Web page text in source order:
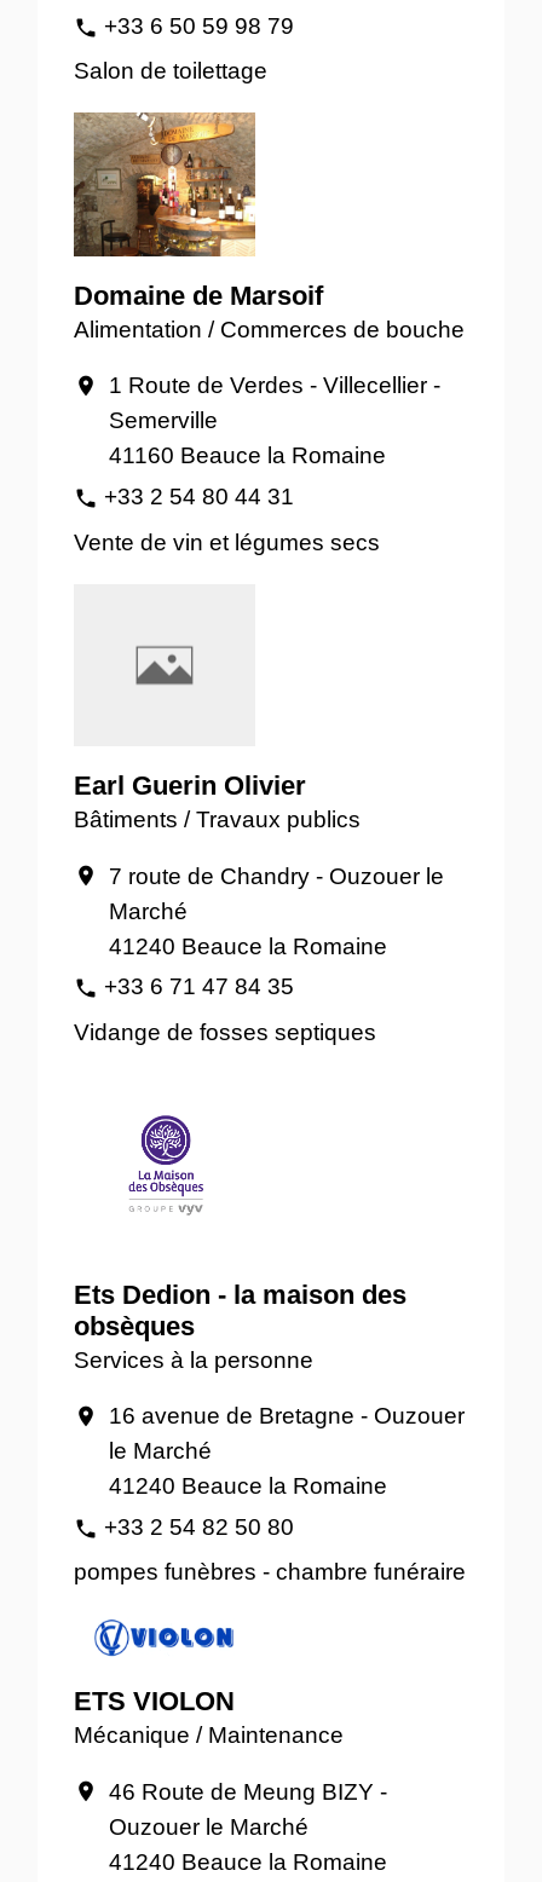
phone +33 6 50 59 98 79
Salon de toilettage
Domaine de Marsoif
Alimentation / Commerces de bouche
location_on
1 Route de Verdes - Villecellier -
Semerville
41160 Beauce la Romaine
phone +33 2 54 80 44 31
Vente de vin et légumes secs
Earl Guerin Olivier
Bâtiments / Travaux publics
location_on
7 route de Chandry - Ouzouer le
Marché
41240 Beauce la Romaine
phone +33 6 71 47 84 35
Vidange de fosses septiques
Ets Dedion - la maison des
obsèques
Services à la personne
location_on
16 avenue de Bretagne - Ouzouer
le Marché
41240 Beauce la Romaine
phone +33 2 54 82 50 80
pompes funèbres - chambre funéraire
ETS VIOLON
Mécanique / Maintenance
location_on
46 Route de Meung BIZY -
Ouzouer le Marché
41240 Beauce la Romaine